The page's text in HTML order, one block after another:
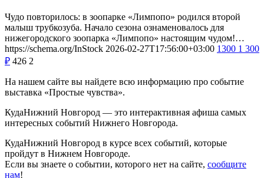
Чудо повторилось: в зоопарке «Лимпопо» родился второй
малыш трубкозуба. Начало сезона ознаменовалось для
нижегородского зоопарка «Лимпопо» настоящим чудом!…
https://schema.org/InStock 2026-02-27T17:56:00+03:00 1300 1 300
₽ 426 2
На нашем сайте вы найдете всю информацию про событие
выставка «Простые чувства».
КудаНижний Новгород — это интерактивная афиша самых
интересных событий Нижнего Новгорода.
КудаНижний Новгород в курсе всех событий, которые
пройдут в Нижнем Новгороде.
Если вы знаете о событии, которого нет на сайте, сообщите
нам!